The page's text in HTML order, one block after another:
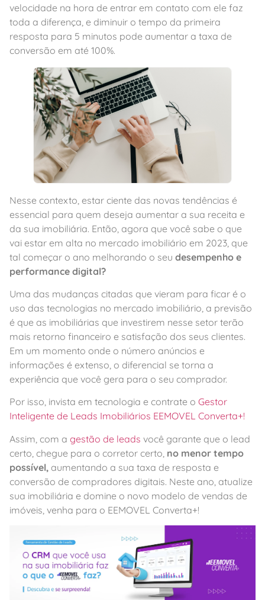
velocidade na hora de entrar em contato com ele faz
toda a diferença, e diminuir o tempo da primeira
resposta para 5 minutos pode aumentar a taxa de
conversão em até 100%.
Nesse contexto, estar ciente das novas tendências é
essencial para quem deseja aumentar a sua receita e
da sua imobiliária. Então, agora que você sabe o que
vai estar em alta no mercado imobiliário em 2023, que
tal começar o ano melhorando o seu desempenho e
performance digital?
Uma das mudanças citadas que vieram para ficar é o
uso das tecnologias no mercado imobiliário, a previsão
é que as imobiliárias que investirem nesse setor terão
mais retorno financeiro e satisfação dos seus clientes.
Em um momento onde o número anúncios e
informações é extenso, o diferencial se torna a
experiência que você gera para o seu comprador.
Por isso, invista em tecnologia e contrate o Gestor
Inteligente de Leads Imobiliários EEMOVEL Converta+!
Assim, com a gestão de leads você garante que o lead
certo, chegue para o corretor certo, no menor tempo
possível, aumentando a sua taxa de resposta e
conversão de compradores digitais. Neste ano, atualize
sua imobiliária e domine o novo modelo de vendas de
imóveis, venha para o EEMOVEL Converta+!